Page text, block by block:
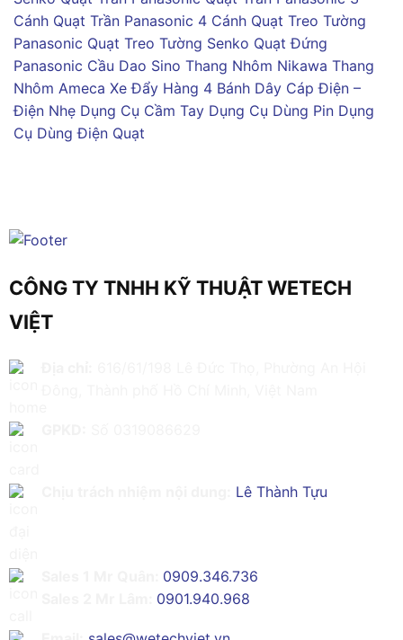
Cánh Quạt Trần Panasonic 4 Cánh Quạt Treo Tường
Panasonic Quạt Treo Tường Senko Quạt Đứng
Panasonic Cầu Dao Sino Thang Nhôm Nikawa Thang
Nhôm Ameca Xe Đẩy Hàng 4 Bánh Dây Cáp Điện –
Điện Nhẹ Dụng Cụ Cầm Tay Dụng Cụ Dùng Pin Dụng
Cụ Dùng Điện Quạt
CÔNG TY TNHH KỸ THUẬT WETECH
VIỆT
Lê Thành Tựu
0909.346.736
0901.940.968